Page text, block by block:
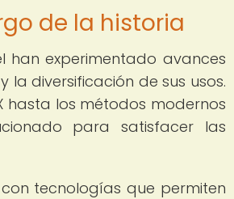
de la historia
experimentado avances
diversificación de sus usos.
hasta los métodos modernos
para satisfacer las
tecnologías que permiten